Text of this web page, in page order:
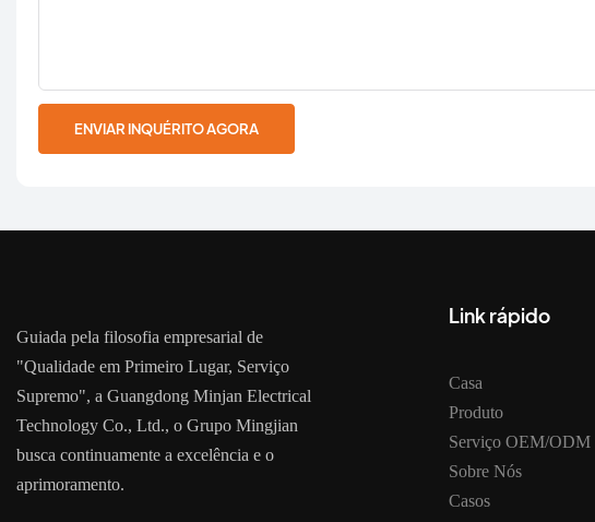
ENVIAR INQUÉRITO AGORA
Guiada pela filosofia empresarial de
"Qualidade em Primeiro Lugar, Serviço
Supremo", a Guangdong Minjan Electrical
Technology Co., Ltd., o Grupo Mingjian
busca continuamente a excelência e o
aprimoramento.
Link rápido
Casa
Produto
Serviço OEM/ODM
Sobre Nós
Casos